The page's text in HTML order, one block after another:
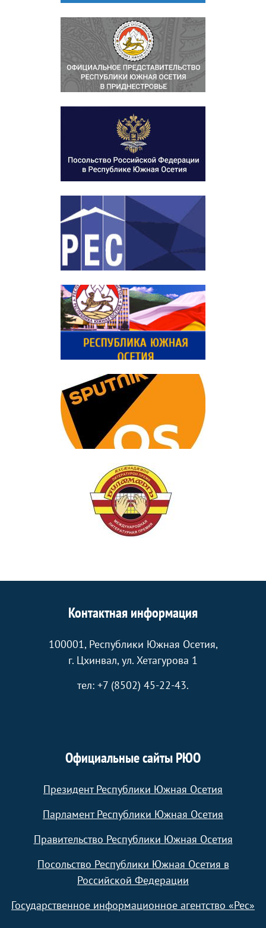
Контактная информация
100001, Республики Южная Осетия,
г. Цхинвал, ул. Хетагурова 1
тел: +7 (8502) 45-22-43.
Официальные сайты РЮО
Президент Республики Южная Осетия
Парламент Республики Южная Осетия
Правительство Республики Южная Осетия
Посольство Республики Южная Осетия в
Российской Федерации
Государственное информационное агентство «Рес»